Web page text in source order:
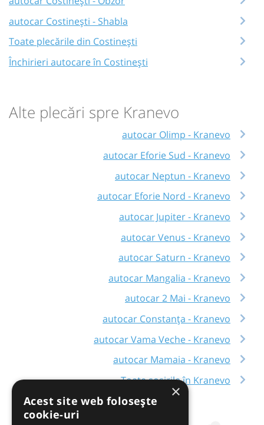
autocar Costinești - Shabla
Toate plecările din Costinești
Închirieri autocare în Costinești
Alte plecări spre Kranevo
autocar Olimp - Kranevo
autocar Eforie Sud - Kranevo
autocar Neptun - Kranevo
autocar Eforie Nord - Kranevo
autocar Jupiter - Kranevo
autocar Venus - Kranevo
autocar Saturn - Kranevo
autocar Mangalia - Kranevo
autocar 2 Mai - Kranevo
autocar Constanța - Kranevo
autocar Vama Veche - Kranevo
autocar Mamaia - Kranevo
Toate sosirile în Kranevo
×
Acest site web folosește
cookie-uri